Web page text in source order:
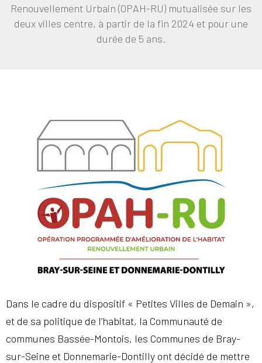
Renouvellement Urbain (OPAH-RU) mutualisée sur les
deux villes centre, à partir de la fin 2024 et pour une
durée de 5 ans.
Dans le cadre du dispositif « Petites Villes de Demain »,
et de sa politique de l’habitat, la Communauté de
communes Bassée-Montois, les Communes de Bray-
sur-Seine et Donnemarie-Dontilly ont décidé de mettre